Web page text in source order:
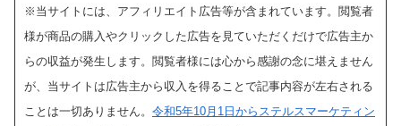
※当サイトには、アフィリエイト広告等が含まれています。閲覧者
様が商品の購入やクリックした広告を見ていただくだけで広告主か
らの収益が発生します。閲覧者様には心から感謝の念に堪えません
が、当サイトは広告主から収入を得ることで記事内容が左右される
ことは一切ありません。 令和5年10月1日からステルスマーケティン